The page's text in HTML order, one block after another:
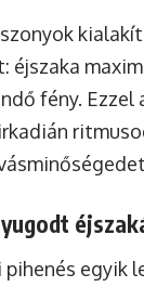
éjszaka
fény. Ezzel
pihenés egyik